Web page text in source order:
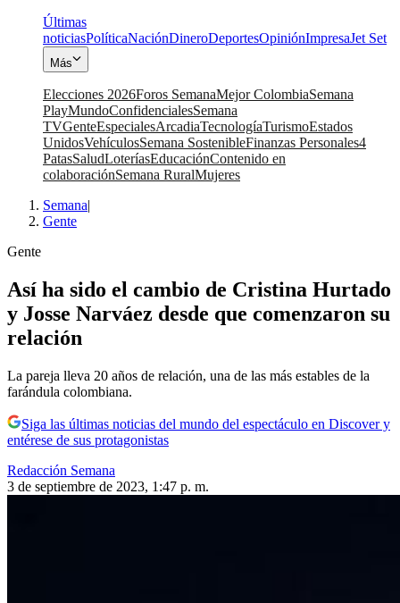
Últimas
noticiasPolíticaNaciónDineroDeportesOpiniónImpresaJet Set
Más
Elecciones 2026Foros SemanaMejor ColombiaSemana
PlayMundoConfidencialesSemana
TVGenteEspecialesArcadiaTecnologíaTurismoEstados
UnidosVehículosSemana SostenibleFinanzas Personales4
PatasSaludLoteríasEducaciónContenido en
colaboraciónSemana RuralMujeres
Semana|
Gente
Gente
Así ha sido el cambio de Cristina Hurtado
y Josse Narváez desde que comenzaron su
relación
La pareja lleva 20 años de relación, una de las más estables de la
farándula colombiana.
Siga las últimas noticias del mundo del espectáculo en Discover y
entérese de sus protagonistas
Redacción Semana
3 de septiembre de 2023, 1:47 p. m.